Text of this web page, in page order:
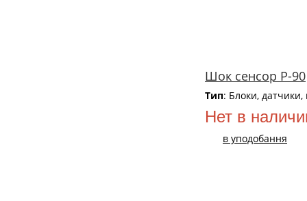
Шок сенсор P-90
Тип: Блоки, датчики,
Нет в
в уподобання